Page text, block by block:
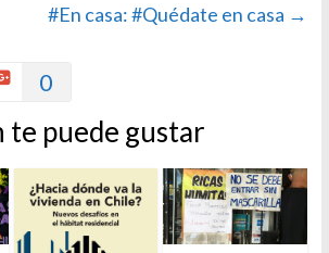
#En casa: #Quédate en casa →
0
te puede gustar